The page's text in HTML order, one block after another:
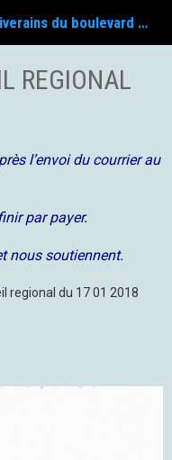
Association de défense des riverains du boulevard Fayol
REGIONAL
l’envoi du courrier au
par payer.
nous soutiennent.
regional du 17 01 2018